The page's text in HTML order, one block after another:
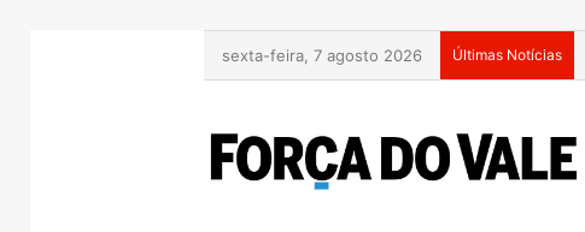
sexta-feira, 7 agosto 2026 Últimas Notícias